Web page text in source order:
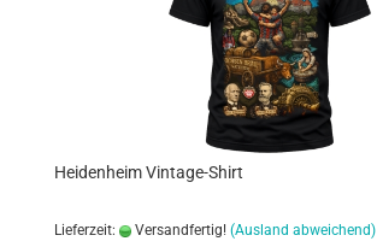
Heidenheim Vintage-Shirt
Lieferzeit: Versandfertig! (Ausland abweichend)